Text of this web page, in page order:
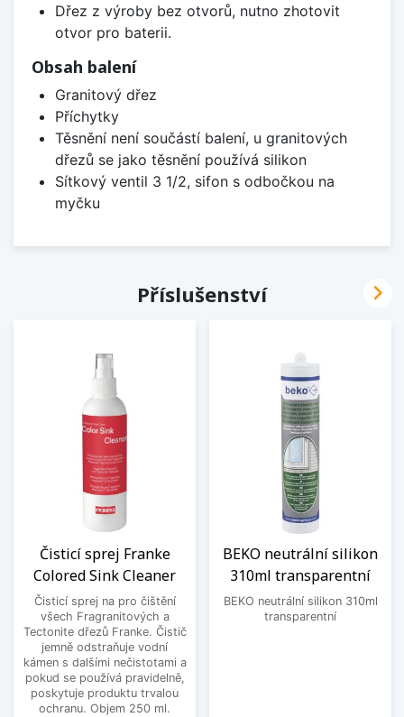
Dřez z výroby bez otvorů, nutno zhotovit
otvor pro baterii.
Obsah balení
Granitový dřez
Příchytky
Těsnění není součástí balení, u granitových
dřezů se jako těsnění používá silikon
Sítkový ventil 3 1/2, sifon s odbočkou na
myčku
Příslušenství
Čisticí sprej Franke
Colored Sink Cleaner
Čisticí sprej na pro čištění
všech Fragranitových a
Tectonite dřezů Franke. Čistič
jemně odstraňuje vodní
kámen s dalšími nečistotami a
pokud se používá pravidelně,
poskytuje produktu trvalou
ochranu. Objem 250 ml.
BEKO neutrální silikon
310ml transparentní
BEKO neutrální silikon 310ml
transparentní
